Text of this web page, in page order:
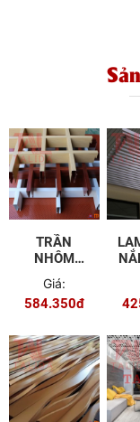
TRẦN
NHÔM
TALIDA
Giá:
584.350đ